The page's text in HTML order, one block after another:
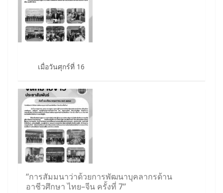
เมื่อวันศุกร์ที่ 16
“การสัมมนาว่าด้วยการพัฒนาบุคลากรด้าน
อาชีวศึกษา ไทย–จีน ครั้งที่ 7”